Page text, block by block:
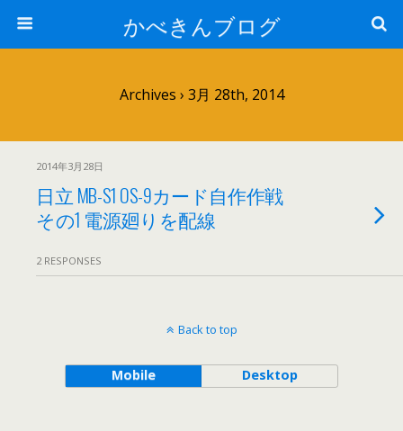
かべきんブログ
Archives › 3月 28th, 2014
2014年3月28日
日立 MB-S1 OS-9カード自作作戦
その1 電源廻りを配線
2 RESPONSES
Back to top
Mobile Desktop